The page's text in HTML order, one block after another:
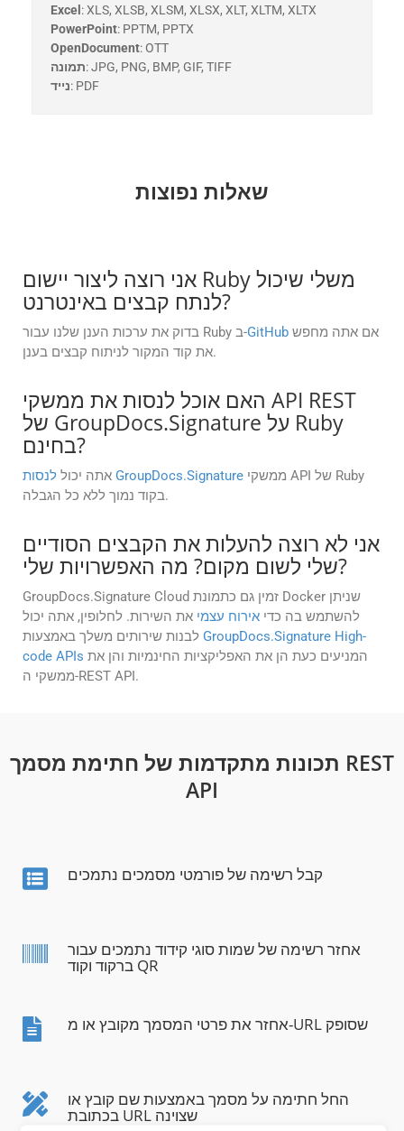
Excel : XLS, XLSB, XLSM, XLSX, XLT, XLTM, XLTX
PowerPoint: PPTM, PPTX
OpenDocument: OTT
תמונה: JPG, PNG, BMP, GIF, TIFF
נייד: PDF
שאלות נפוצות
אני רוצה ליצור יישום Ruby משלי שיכול
לנתח קבצים באינטרנט?
בדוק את ערכות הענן שלנו עבור Ruby ב-GitHub
את קוד המקור לניתוח קבצים בענן.
האם אוכל לנסות את ממשקי API REST
של GroupDocs.Signature על Ruby
בחינם?
אתה יכול לנסות GroupDocs.Signature
בקוד נמוך ללא כל הגבלה.
אני לא רוצה להעלות את הקבצים הסודיים
שלי לשום מקום? מה האפשרויות שלי?
GroupDocs.Signature Cloud זמין גם כתמונת Docker שניתן
להשתמש בה כדי אירוח עצמי את השירות. לחלופין, אתה יכול
GroupDocs.Signature High-
code APIs
ממשקי ה-REST API.
תכונות מתקדמות של חתימת מסמך REST
API
קבל רשימה של פורמטי מסמכים נתמכים
אחזר רשימה של שמות סוגי קידוד נתמכים עבור
ברקוד וקוד QR
אחזר את פרטי המסמך מקובץ או מ-URL שסופק
החל חתימה על מסמך באמצעות שם קובץ או
בכתובת URL שצוינה